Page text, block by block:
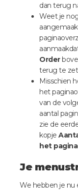
dan terug
Weet je
Order
terug te
Misschien
het
van de
aantal
zie de
kopje
het
Je
We hebben je nu